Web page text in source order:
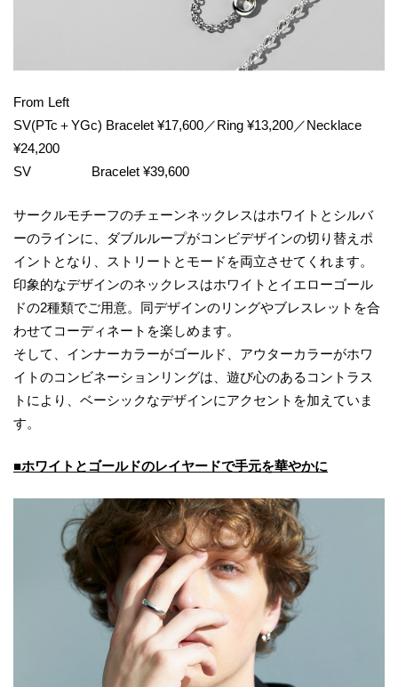
From Left
SV(PTc＋YGc) Bracelet ¥17,600／Ring ¥13,200／Necklace
¥24,200
SV Bracelet ¥39,600
サークルモチーフのチェーンネックレスはホワイトとシルバ
ーのラインに、ダブルループがコンビデザインの切り替えポ
イントとなり、ストリートとモードを両立させてくれます。
印象的なデザインのネックレスはホワイトとイエローゴール
ドの2種類でご用意。同デザインのリングやブレスレットを合
わせてコーディネートを楽しめます。
そして、インナーカラーがゴールド、アウターカラーがホワ
イトのコンビネーションリングは、遊び心のあるコントラス
トにより、ベーシックなデザインにアクセントを加えていま
す。
■ホワイトとゴールドのレイヤードで手元を華やかに